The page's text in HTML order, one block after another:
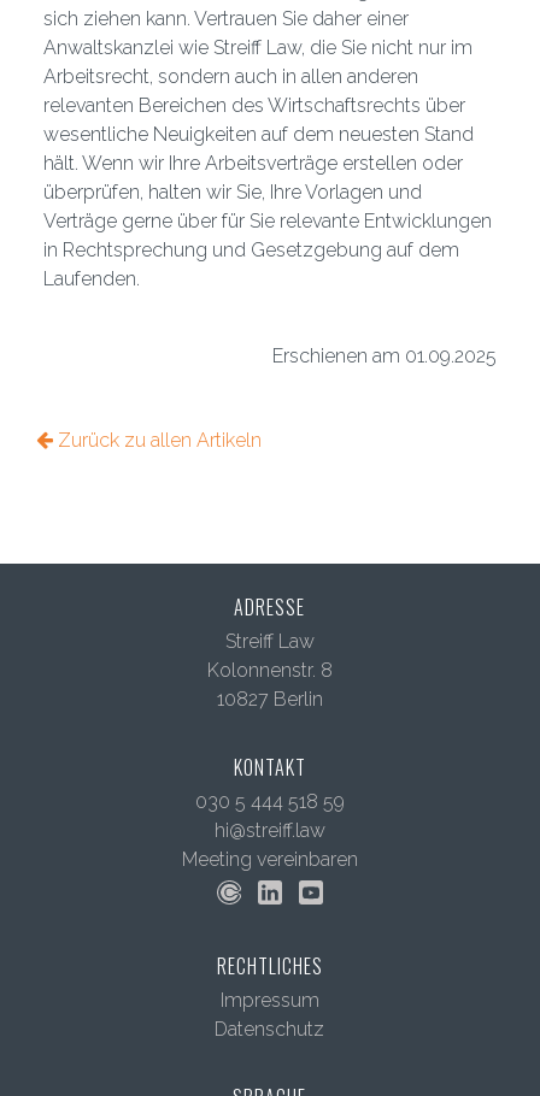
sich ziehen kann. Vertrauen Sie daher einer
Anwaltskanzlei wie Streiff Law, die Sie nicht nur im
Arbeitsrecht, sondern auch in allen anderen
relevanten Bereichen des Wirtschaftsrechts über
wesentliche Neuigkeiten auf dem neuesten Stand
hält. Wenn wir Ihre Arbeitsverträge erstellen oder
überprüfen, halten wir Sie, Ihre Vorlagen und
Verträge gerne über für Sie relevante Entwicklungen
in Rechtsprechung und Gesetzgebung auf dem
Laufenden.
Erschienen am 01.09.2025
Zurück zu allen Artikeln
ADRESSE
Streiff Law
Kolonnenstr. 8
10827 Berlin
KONTAKT
030 5 444 518 59
hi@streiff.law
Meeting vereinbaren
RECHTLICHES
Impressum
Datenschutz